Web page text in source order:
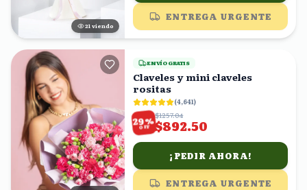
21 viendo
ENTREGA URGENTE
ENVÍO GRATIS
Claveles y mini claveles
rositas
(4,641)
29%
OFF
$1257.04
$892.50
¡PEDIR AHORA!
ENTREGA URGENTE